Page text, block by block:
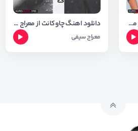
دانلود اهنگ شیتم مه که از معراج و فرزان + متن و شعر دانلود اهنگ چاوکانت از معراج سیفی + متن و شعر
معراج سیفی